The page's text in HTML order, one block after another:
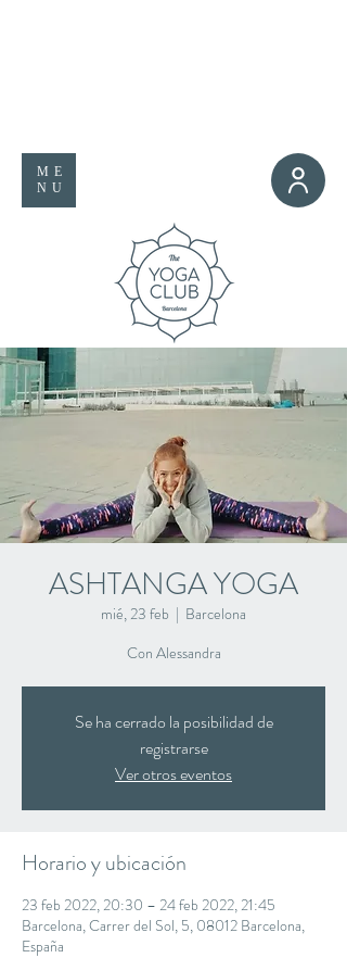
ME
NU
ASHTANGA YOGA
mié, 23 feb
  |
Barcelona
Con Alessandra
Se ha cerrado la posibilidad de
registrarse
Ver otros eventos
Horario y ubicación
23 feb 2022, 20:30 – 24 feb 2022, 21:45
Barcelona, Carrer del Sol, 5, 08012 Barcelona,
España